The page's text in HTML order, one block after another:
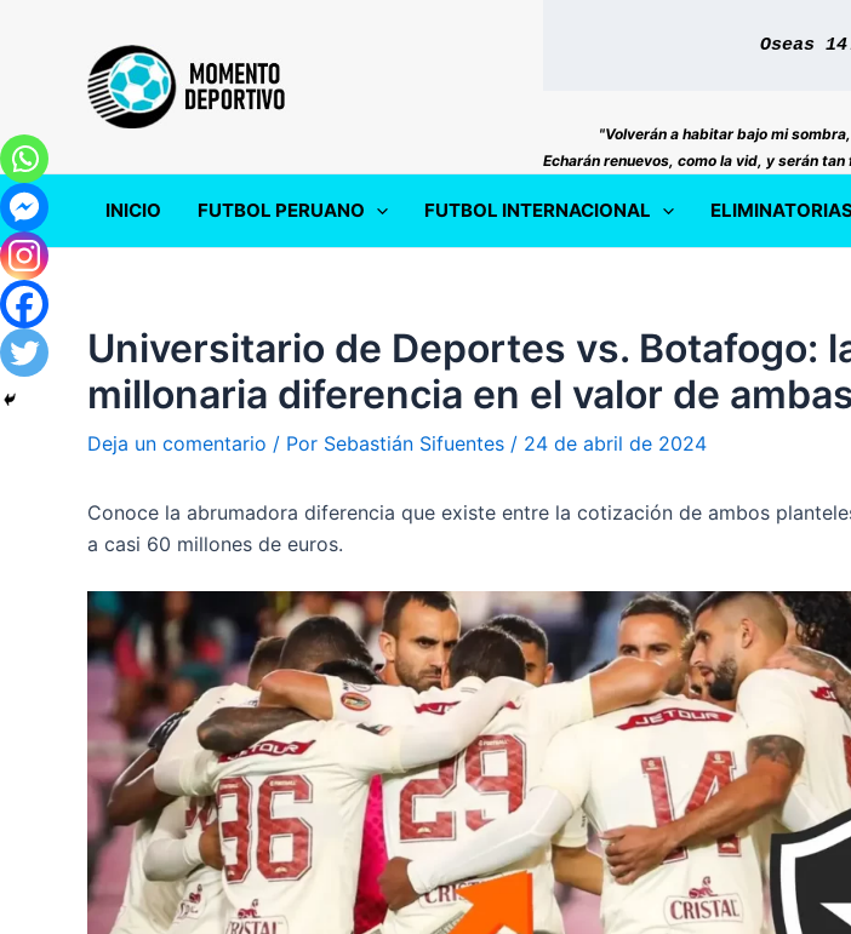
contenido
Oseas
"Volverán a habitar bajo mi
Echarán renuevos, como la vid, y serán
INICIO FUTBOL PERUANO FUTBOL INTERNACIONAL
Universitario de Deportes vs. Botafogo:
millonaria diferencia en el valor de
Deja un comentario / Por Sebastián Sifuentes / 24 de abril de 2024
Conoce la abrumadora diferencia que existe entre la cotización de ambos
a casi 60 millones de euros.